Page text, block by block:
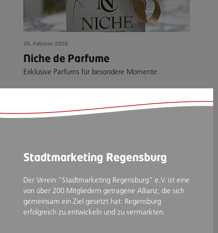
26. Februar 2026
Niche de Parfume
Exklusive Parfums für besondere Momente.
Stadtmarketing Regensburg
Der Verein "Stadtmarketing Regensburg" e.V. ist eine
von über 200 Mitgliedern getragene Allianz, die sich
gemeinsam ein Ziel gesetzt hat: Regensburg
erfolgreich zu entwickeln und zu vermarkten.